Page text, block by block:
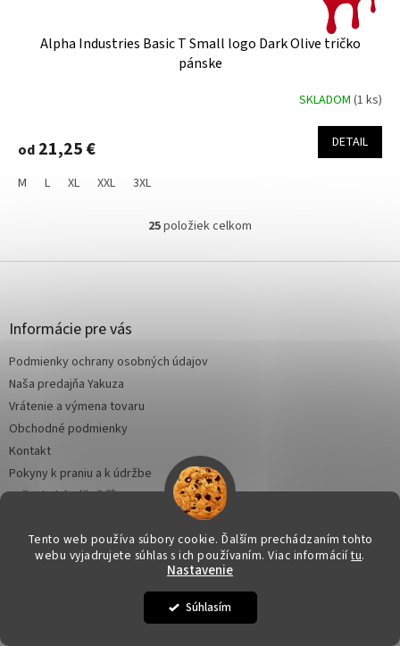
Tento web používa súbory cookie. Ďalším prechádzaním tohto
webu vyjadrujete súhlas s ich používaním. Viac informáciítu.
Nastavenie
Súhlasím
Alpha Industries Basic T Small logo Dark Olive tričko
pánske
SKLADOM (1 ks)
od 21,25 € DETAIL
M L XL XXL 3XL
O
l
e
y
v
ý
p
i
s
u
25položiek celkom
Z
Informácie pre vás
Podmienky ochrany osobných údajov
Naša predajňa Yakuza
Vrátenie a výmena tovaru
Obchodné podmienky
Kontakt
Pokyny k praniu a k údržbe
Naša druhá vášeň 🌴
yakuza-shop.sk